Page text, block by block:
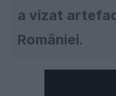
a vizat
României.